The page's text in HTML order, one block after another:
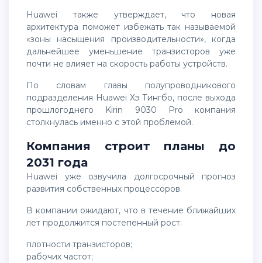
Huawei также утверждает, что новая
архитектура поможет избежать так называемой
«зоны насыщения производительности», когда
дальнейшее уменьшение транзисторов уже
почти не влияет на скорость работы устройств.
По словам главы полупроводникового
подразделения Huawei Хэ Тингбо, после выхода
прошлогоднего Kirin 9030 Pro компания
столкнулась именно с этой проблемой.
Компания строит планы до
2031 года
Huawei уже озвучила долгосрочный прогноз
развития собственных процессоров.
В компании ожидают, что в течение ближайших
лет продолжится постепенный рост:
плотности транзисторов;
рабочих частот;